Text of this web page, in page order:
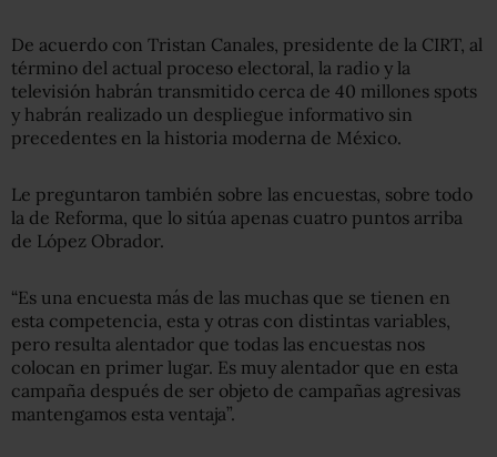
De acuerdo con Tristan Canales, presidente de la CIRT, al
término del actual proceso electoral, la radio y la
televisión habrán transmitido cerca de 40 millones spots
y habrán realizado un despliegue informativo sin
precedentes en la historia moderna de México.
Le preguntaron también sobre las encuestas, sobre todo
la de Reforma, que lo sitúa apenas cuatro puntos arriba
de López Obrador.
“Es una encuesta más de las muchas que se tienen en
esta competencia, esta y otras con distintas variables,
pero resulta alentador que todas las encuestas nos
colocan en primer lugar. Es muy alentador que en esta
campaña después de ser objeto de campañas agresivas
mantengamos esta ventaja”.